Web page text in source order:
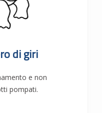
di giri
e non
pompati.